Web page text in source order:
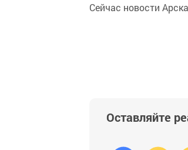
Сейчас новости
Оставляйте